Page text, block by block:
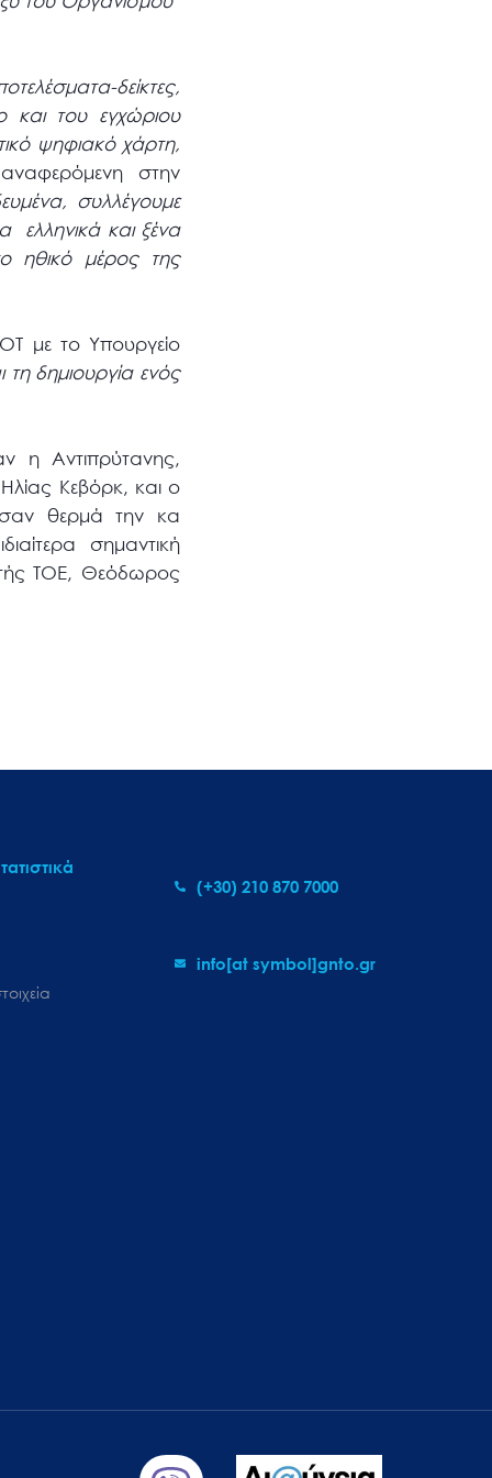
δείκτες,
και του εγχώριου
ψηφιακό χάρτη,
στην
συλλέγουμε
ελληνικά και ξένα
ηθικό μέρος της
με το Υπουργείο
δημιουργία ενός
η Αντιπρύτανης,
Κεβόρκ, και ο
θερμά την κα
σημαντική
ΤΟΕ, Θεόδωρος
(+30) 210 870 7000
info[at symbol]gnto.gr